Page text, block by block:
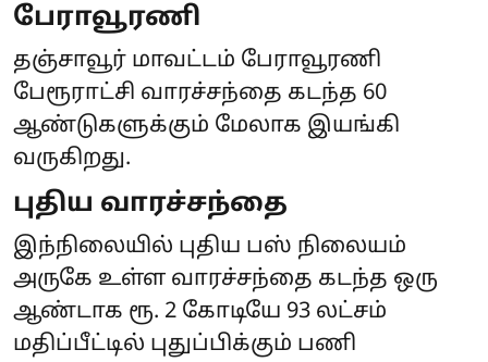
பேராவூரணி
தஞ்சாவூர் மாவட்டம் பேராவூரணி
பேரூராட்சி வாரச்சந்தை கடந்த 60
ஆண்டுகளுக்கும் மேலாக இயங்கி
வருகிறது.
புதிய வாரச்சந்தை
இந்நிலையில் புதிய பஸ் நிலையம்
அருகே உள்ள வாரச்சந்தை கடந்த ஒரு
ஆண்டாக ரூ. 2 கோடியே 93 லட்சம்
மதிப்பீட்டில் புதுப்பிக்கும் பணி